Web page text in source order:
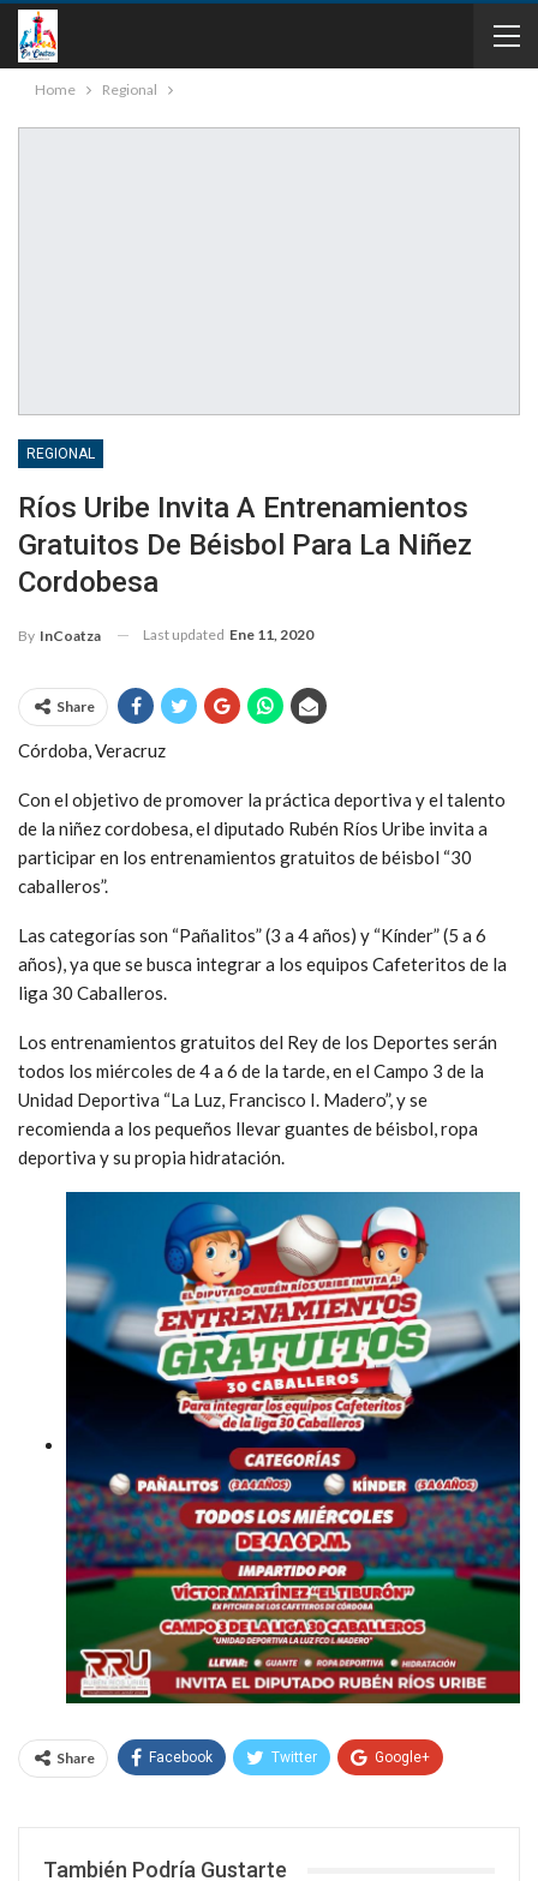
Home Regional
REGIONAL
Ríos Uribe Invita A Entrenamientos
Gratuitos De Béisbol Para La Niñez
Cordobesa
By InCoatza Last updated Ene 11, 2020
Share
Córdoba, Veracruz
Con el objetivo de promover la práctica deportiva y el talento
de la niñez cordobesa, el diputado Rubén Ríos Uribe invita a
participar en los entrenamientos gratuitos de béisbol “30
caballeros”.
Las categorías son “Pañalitos” (3 a 4 años) y “Kínder” (5 a 6
años), ya que se busca integrar a los equipos Cafeteritos de la
liga 30 Caballeros.
Los entrenamientos gratuitos del Rey de los Deportes serán
todos los miércoles de 4 a 6 de la tarde, en el Campo 3 de la
Unidad Deportiva “La Luz, Francisco I. Madero”, y se
recomienda a los pequeños llevar guantes de béisbol, ropa
deportiva y su propia hidratación.
Share Facebook Twitter Google+
También Podría Gustarte